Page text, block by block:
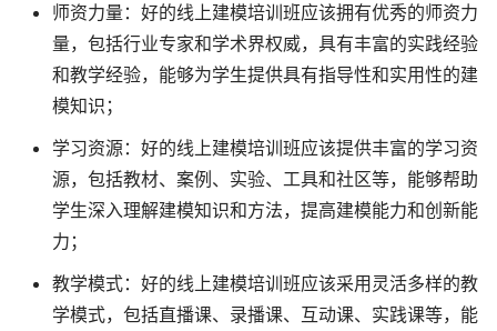
师资力量：好的线上建模培训班应该拥有优秀的师资力
量，包括行业专家和学术界权威，具有丰富的实践经验
和教学经验，能够为学生提供具有指导性和实用性的建
模知识；
学习资源：好的线上建模培训班应该提供丰富的学习资
源，包括教材、案例、实验、工具和社区等，能够帮助
学生深入理解建模知识和方法，提高建模能力和创新能
力；
教学模式：好的线上建模培训班应该采用灵活多样的教
学模式，包括直播课、录播课、互动课、实践课等，能